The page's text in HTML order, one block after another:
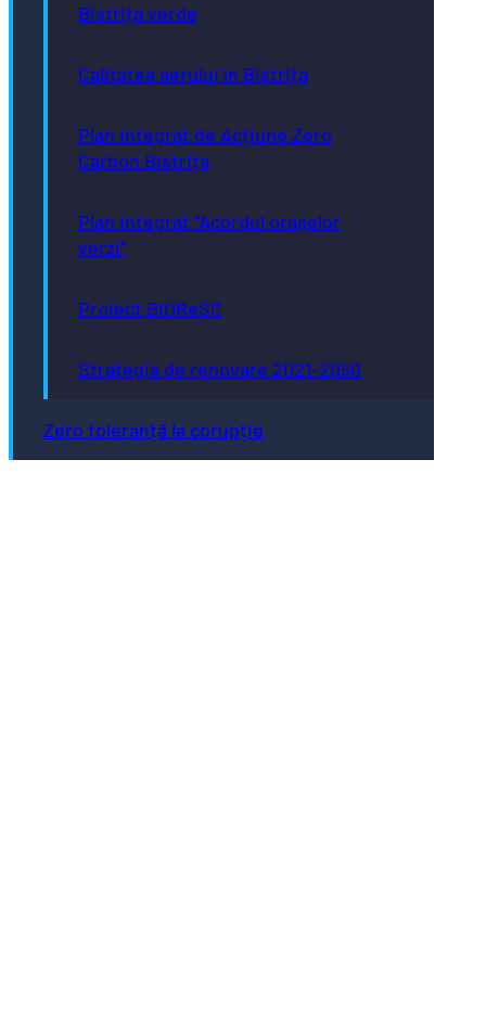
Bistrița verde
Calitatea aerului în Bistrița
Plan Integrat de Acțiune Zero
Carbon Bistrița
Plan integrat “Acordul orașelor
verzi”
Proiect BiOReSC
Strategia de renovare 2021-2050
Zero toleranță la corupție